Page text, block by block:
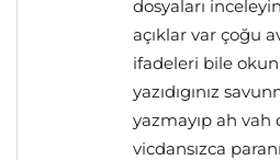
dosyaları
açıklar var çoğu
ifadeleri bile
yazıdıgınız
yazmayıp ah
vicdansızca